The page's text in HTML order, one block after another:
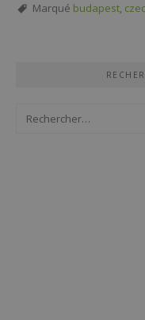
Marqué budapest,
Rechercher :